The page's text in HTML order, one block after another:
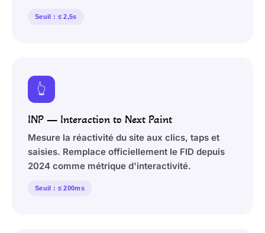
Seuil : ≤ 2,5s
👆
INP — Interaction to Next Paint
Mesure la réactivité du site aux clics, taps et
saisies. Remplace officiellement le FID depuis
2024 comme métrique d'interactivité.
Seuil : ≤ 200ms